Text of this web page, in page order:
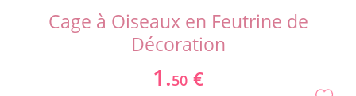
Livraison point relais gratuit dès 89 € ! *
Payez votre commande en 4X sans frais
Cage à Oiseaux en Feutrine de
Décoration
1.50 €